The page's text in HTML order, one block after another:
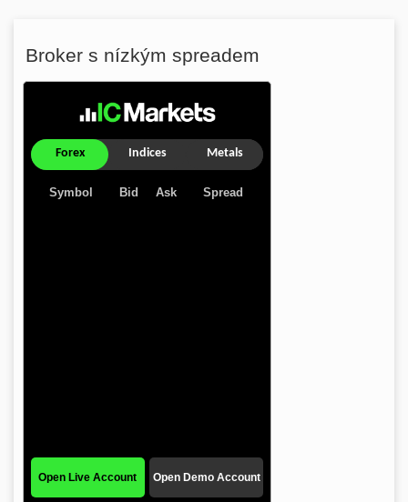
Broker s nízkým spreadem